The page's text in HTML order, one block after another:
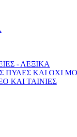
- ΛΕΞΙΚΑ
ΠΥΛΕΣ ΚΑΙ ΟΧΙ
ΚΑΙ ΤΑΙΝΙΕΣ